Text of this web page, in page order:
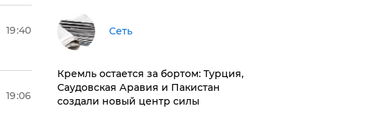
19:40
19:06
Сеть
​Кремль остается за бортом: Турция,
Саудовская Аравия и Пакистан
создали новый центр силы